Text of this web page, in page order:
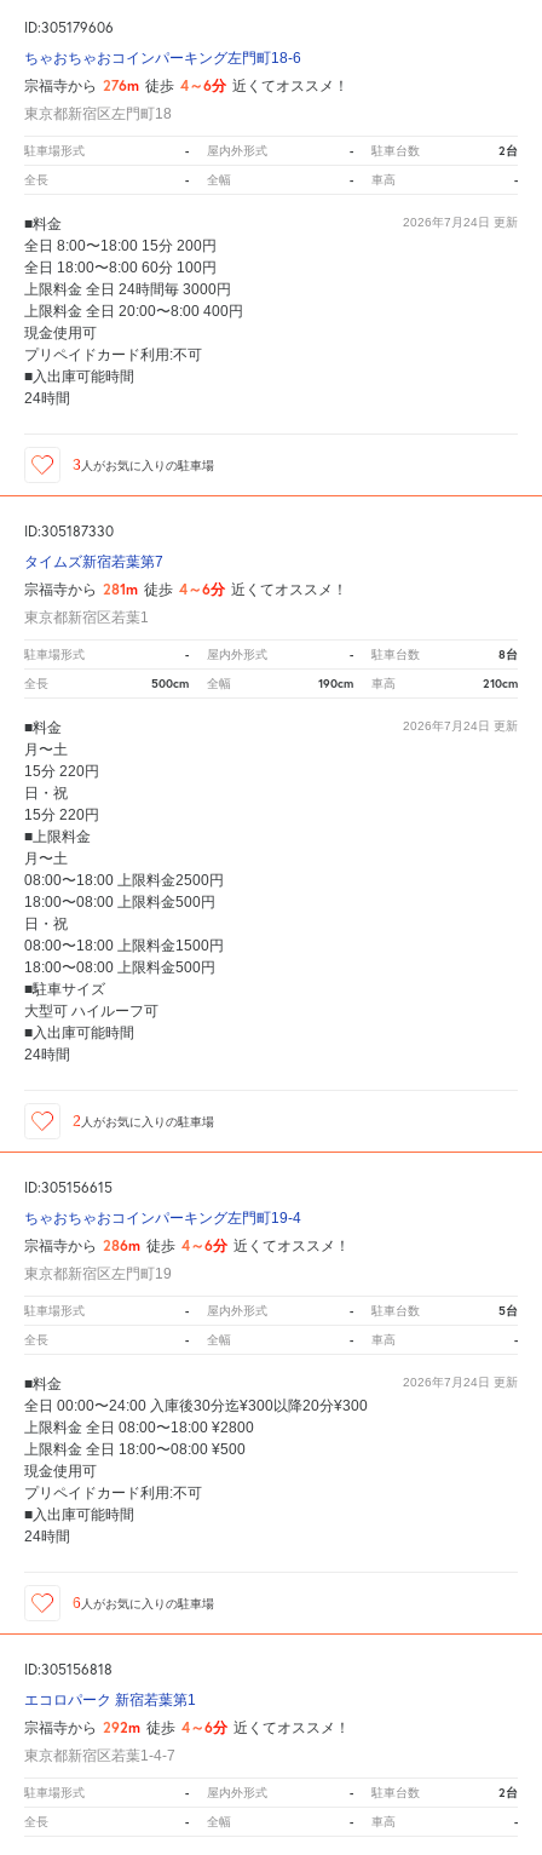
ID:305179606
ちゃおちゃおコインパーキング左門町18-6
宗福寺から 276m 徒歩 4～6分 近くてオススメ！
東京都新宿区左門町18
駐車場形式 - 屋内外形式 - 駐車台数 2台
全長 - 全幅 - 車高 -
2026年7月24日 更新
■料金
全日 8:00〜18:00 15分 200円
全日 18:00〜8:00 60分 100円
上限料金 全日 24時間毎 3000円
上限料金 全日 20:00〜8:00 400円
現金使用可
プリペイドカード利用:不可
■入出庫可能時間
24時間
3 人がお気に入りの駐車場
ID:305187330
タイムズ新宿若葉第7
宗福寺から 281m 徒歩 4～6分 近くてオススメ！
東京都新宿区若葉1
駐車場形式 - 屋内外形式 - 駐車台数 8台
全長 500cm 全幅 190cm 車高 210cm
2026年7月24日 更新
■料金
月〜土
15分 220円
日・祝
15分 220円
■上限料金
月〜土
08:00〜18:00 上限料金2500円
18:00〜08:00 上限料金500円
日・祝
08:00〜18:00 上限料金1500円
18:00〜08:00 上限料金500円
■駐車サイズ
大型可 ハイルーフ可
■入出庫可能時間
24時間
2 人がお気に入りの駐車場
ID:305156615
ちゃおちゃおコインパーキング左門町19-4
宗福寺から 286m 徒歩 4～6分 近くてオススメ！
東京都新宿区左門町19
駐車場形式 - 屋内外形式 - 駐車台数 5台
全長 - 全幅 - 車高 -
2026年7月24日 更新
■料金
全日 00:00〜24:00 入庫後30分迄¥300以降20分¥300
上限料金 全日 08:00〜18:00 ¥2800
上限料金 全日 18:00〜08:00 ¥500
現金使用可
プリペイドカード利用:不可
■入出庫可能時間
24時間
6 人がお気に入りの駐車場
ID:305156818
エコロパーク 新宿若葉第1
宗福寺から 292m 徒歩 4～6分 近くてオススメ！
東京都新宿区若葉1-4-7
駐車場形式 - 屋内外形式 - 駐車台数 2台
全長 - 全幅 - 車高 -